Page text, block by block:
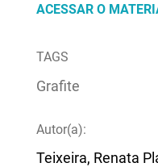
ACESSAR O
TAGS
Grafite
Autor(a):
Teixeira, Renata